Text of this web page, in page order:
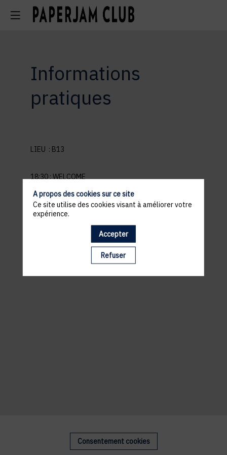
Informations
pratiques
LIEU : B13
18:30 : WELCOME
21:30: END OF THE EVENT
Consentement cookies
A propos des cookies sur ce site
Ce site utilise des cookies visant à améliorer votre
expérience.
Accepter
Refuser